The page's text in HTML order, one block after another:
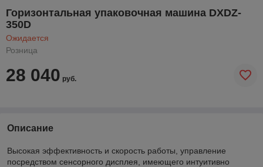
Горизонтальная упаковочная машина DXDZ-
350D
Ожидается
Розница
28 040 руб.
Описание
Высокая эффективность и скорость работы, управление
посредством сенсорного дисплея, имеющего интуитивно